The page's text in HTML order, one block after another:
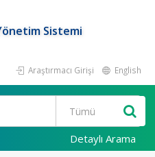
Sistemi
Araştırmacı Girişi English
Detaylı Arama